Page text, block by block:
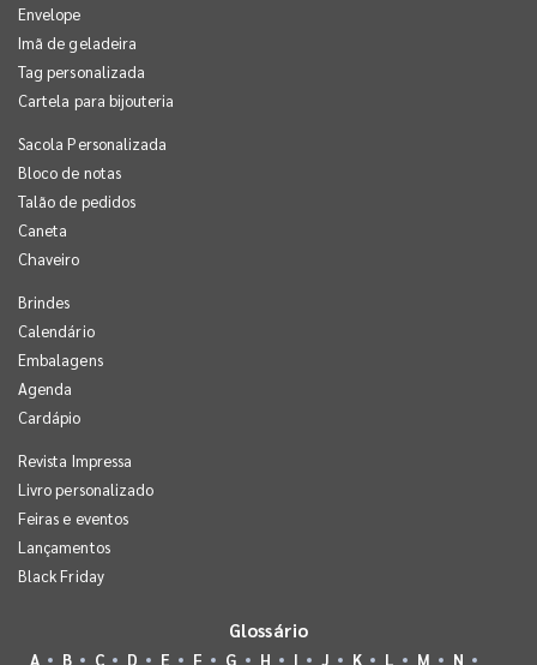
Envelope
Imã de geladeira
Tag personalizada
Cartela para bijouteria
Sacola Personalizada
Bloco de notas
Talão de pedidos
Caneta
Chaveiro
Brindes
Calendário
Embalagens
Agenda
Cardápio
Revista Impressa
Livro personalizado
Feiras e eventos
Lançamentos
Black Friday
Glossário
A B C D E F G H I J K L M N